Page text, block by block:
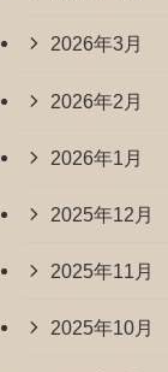
2026年3月
2026年2月
2026年1月
2025年12月
2025年11月
2025年10月